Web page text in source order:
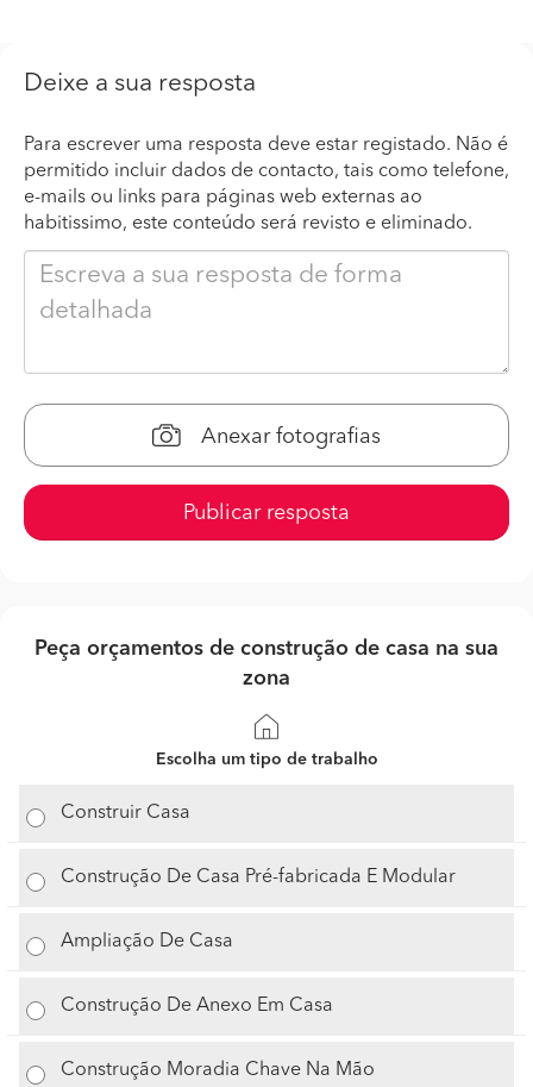
Deixe a sua resposta
Para escrever uma resposta deve estar registado. Não é
permitido incluir dados de contacto, tais como telefone,
e-mails ou links para páginas web externas ao
habitissimo, este conteúdo será revisto e eliminado.
Anexar fotografias
Publicar resposta
Peça orçamentos de construção de casa na sua
zona
Escolha um tipo de trabalho
Construir Casa
Construção De Casa Pré-fabricada E Modular
Ampliação De Casa
Construção De Anexo Em Casa
Construção Moradia Chave Na Mão